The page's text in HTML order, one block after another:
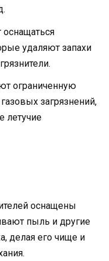
удаляют запахи
ограниченную
загрязнений,
летучие
оснащены
пыль и другие
делая его чище и